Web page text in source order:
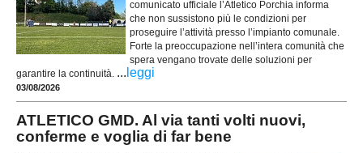
comunicato ufficiale l’Atletico Porchia informa
che non sussistono più le condizioni per
proseguire l’attività presso l’impianto comunale.
Forte la preoccupazione nell’intera comunità che
spera vengano trovate delle soluzioni per
garantire la continuità. ... leggi
03/08/2026
ATLETICO GMD. Al via tanti volti nuovi,
conferme e voglia di far bene